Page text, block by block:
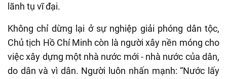
lãnh tụ vĩ đại.
Không chỉ dừng lại ở sự nghiệp giải phóng dân tộc,
Chủ tịch Hồ Chí Minh còn là người xây nền móng cho
việc xây dựng một nhà nước mới - nhà nước của dân,
do dân và vì dân. Người luôn nhấn mạnh: “Nước lấy